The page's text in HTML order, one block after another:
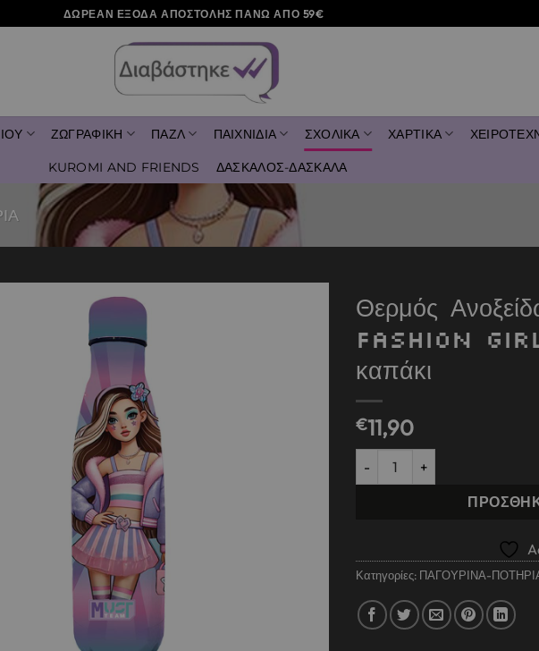
ΔΩΡΕΑΝ ΕΞΟΔΑ ΑΠΟΣΤΟΛΗΣ ΠΑΝΩ ΑΠΟ 59€
ΖΩΓΡΑΦΙΚΗ ΠΑΖΛ ΠΑΙΧΝΙΔΙΑ ΣΧΟΛΙΚΑ ΧΑΡΤΙΚΑ
KUROMI AND FRIENDS ΔΑΣΚΑΛΟΣ-ΔΑΣΚΑΛΑ
Θερμός
Fashion
καπάκι
€11,90
Θερμός Ανοξείδωτο Must
Κατηγορίες: ΠΑΓΟΥΡΙΝΑ-